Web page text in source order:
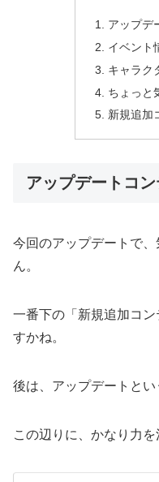
アップデ
イベント
キャラク
ちょっと
新規追加
アップデートコ
今回のアップデートで
ん。
一番下の「新規追加コ
すかね。
後は、アップデートとい
この辺りに、かなり力を